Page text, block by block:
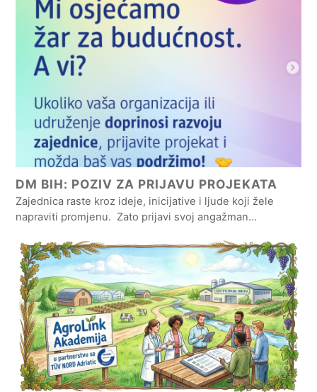
DM BIH: POZIV ZA PRIJAVU PROJEKATA
Zajednica raste kroz ideje, inicijative i ljude koji žele
napraviti promjenu. Zato prijavi svoj angažman…